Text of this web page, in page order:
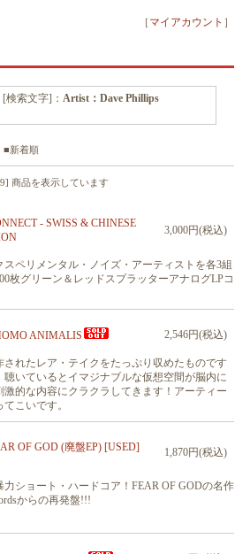
［ マイアカウント ］
索文字]： Artist：Dave Phillips
■新着順
商品を表示しています
- SWISS & CHINESE
3,000円(税込)
スペリメンタル・ノイズ・アーティストを各3組
枚グリーン＆レッドスプラッターアナログLPコ
ANIMALIS 2,546円(税込)
されたレア・テイクをたっぷり収めたものです
聴いているとイマジナブルな仮想空間が脳内に
激的な内容にクラクラしてきます！アーティー
こいです。
OF GOD (廃盤EP) [USED] 1,870円(税込)
ショート・ハードコア！FEAR OF GODの名作
からの再発盤!!!